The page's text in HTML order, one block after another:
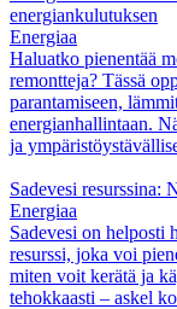
energiankulutuksen
Energiaa
Haluatko pienentää
remontteja? Tässä
parantamiseen,
energianhallintaan.
ja
Sadevesi resurssina:
Energiaa
Sadevesi on helposti
resurssi, joka voi
miten voit kerätä ja
tehokkaasti – askel